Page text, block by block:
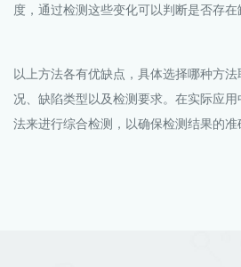
度，通过检测这些变化可以判断是否存在
以上方法各有优缺点，具体选择哪种方
况、缺陷类型以及检测要求。在实际应
法来进行综合检测，以确保检测结果的准